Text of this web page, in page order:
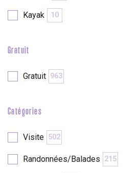
Kayak 10
Gratuit
Gratuit 963
Catégories
Visite 502
Randonnées/Balades 215